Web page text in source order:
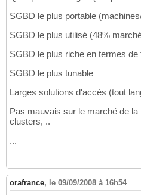
SGBD le plus portable
SGBD le plus utilisé (48%
SGBD le plus riche en termes de
SGBD le plus tunable
Larges solutions d'accès (tout
Pas mauvais sur le marché de la
clusters, ..
...
orafrance, le 09/09/2008 à 16h54